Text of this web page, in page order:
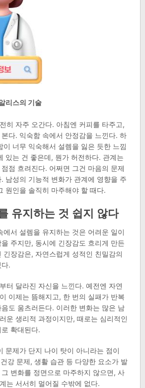
리스의 기술
히 자주 오간다. 아침엔 커피를 타주고,
다. 익숙함 속에서 안정감을 느낀다. 하
이 너무 익숙해서 설렘을 잃은 듯한 느낌
있는 건 좋은데, 뭔가 허전하다. 관계는
점 흐려진다. 어쩌면 그건 마음의 문제
남성의 기능적 변화가 관계에 영향을 주
원인을 솔직히 마주해야 할 때다.
유지하는 것 쉽지 않다
에서 설렘을 유지하는 것은 어려운 일이
주지만, 동시에 긴장감도 흐리게 만든
긴장감은, 자연스럽게 성적인 친밀감의
.
터 달라진 자신을 느낀다. 예전엔 자연
이제는 뜸해지고, 한 번의 실패가 반복
도 움츠러든다. 이러한 변화는 많은 남
운 생리적 과정이지만, 때로는 심리적인
확대된다.
문제가 단지 나이 탓이 아니라는 점이
강 문제, 생활 습관 등 다양한 요소가 발
변화를 정면으로 마주하지 않으면, 사
는 서서히 멀어질 수밖에 없다.